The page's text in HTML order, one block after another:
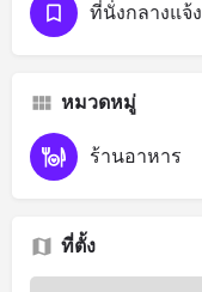
ที่นั่งกลางแจ้ง
หมวดหมู่
ร้านอาหาร
ที่ตั้ง